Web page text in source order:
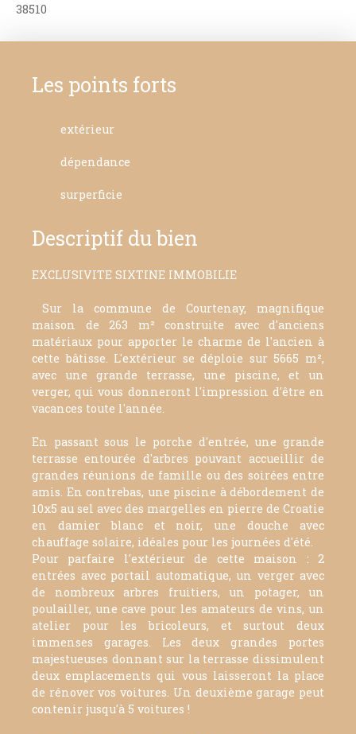
38510
Les points forts
extérieur
dépendance
surperficie
Descriptif du bien
EXCLUSIVITE SIXTINE IMMOBILIE
Sur la commune de Courtenay, magnifique
maison de 263 m² construite avec d'anciens
matériaux pour apporter le charme de l'ancien à
cette bâtisse. L'extérieur se déploie sur 5665 m²,
avec une grande terrasse, une piscine, et un
verger, qui vous donneront l'impression d'être en
vacances toute l'année.
En passant sous le porche d'entrée, une grande
terrasse entourée d'arbres pouvant accueillir de
grandes réunions de famille ou des soirées entre
amis. En contrebas, une piscine à débordement de
10x5 au sel avec des margelles en pierre de Croatie
en damier blanc et noir, une douche avec
chauffage solaire, idéales pour les journées d'été.
Pour parfaire l'extérieur de cette maison : 2
entrées avec portail automatique, un verger avec
de nombreux arbres fruitiers, un potager, un
poulailler, une cave pour les amateurs de vins, un
atelier pour les bricoleurs, et surtout deux
immenses garages. Les deux grandes portes
majestueuses donnant sur la terrasse dissimulent
deux emplacements qui vous laisseront la place
de rénover vos voitures. Un deuxième garage peut
contenir jusqu'à 5 voitures !